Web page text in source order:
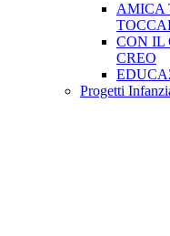
AMICA
CON IL
CREO
Progetti